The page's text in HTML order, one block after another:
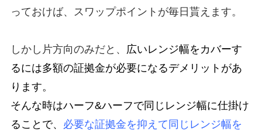
っておけば、スワップポイントが毎日貰えます。
しかし片方向のみだと、 広いレンジ幅をカバーす
るには多額の証拠金が必要になるデメリットがあ
ります。
そんな時はハーフ&ハーフで同じレンジ幅に仕掛け
ることで、 必要な証拠金を抑えて同じレンジ幅を